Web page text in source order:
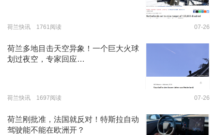
荷兰快讯 1761阅读 07-26
荷兰多地目击天空异象！一个巨大火球
划过夜空，专家回应…
荷兰快讯 1697阅读 07-26
荷兰刚批准，法国就反对！特斯拉自动
驾驶能不能在欧洲开？